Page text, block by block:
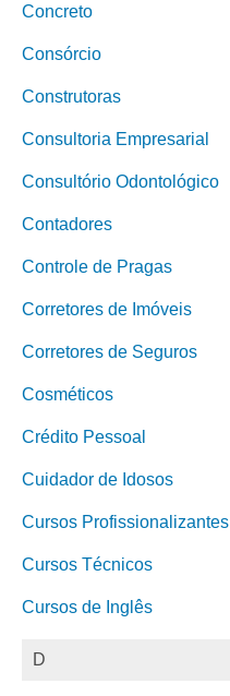
Concreto
Consórcio
Construtoras
Consultoria Empresarial
Consultório Odontológico
Contadores
Controle de Pragas
Corretores de Imóveis
Corretores de Seguros
Cosméticos
Crédito Pessoal
Cuidador de Idosos
Cursos Profissionalizantes
Cursos Técnicos
Cursos de Inglês
D